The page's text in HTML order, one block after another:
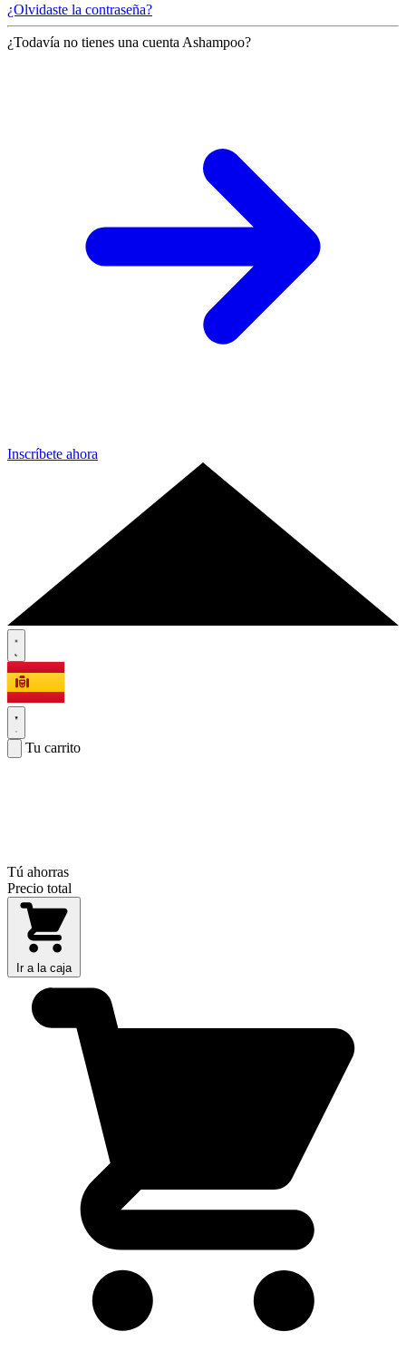
¿Olvidaste la contraseña?
¿Todavía no tienes una cuenta Ashampoo?
Inscríbete ahora
Tu carrito
Tú ahorras
Precio total
Ir a la caja